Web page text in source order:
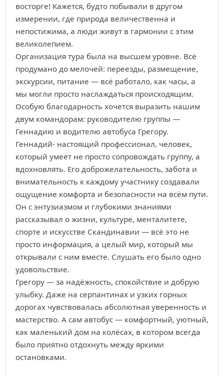
восторге! Кажется, будто побывали в другом
измерении, где природа величественна и
непостижима, а люди живут в гармонии с этим
великолепием.
Организация тура была на высшем уровне. Всё
продумано до мелочей: переезды, размещение,
экскурсии, питание — всё работало, как часы, а
мы могли просто наслаждаться происходящим.
Особую благодарность хочется выразить нашим
двум командорам: руководителю группы —
Геннадию и водителю автобуса Грегору.
Геннадий- настоящий профессионал, человек,
который умеет не просто сопровождать группу, а
вдохновлять. Его доброжелательность, забота и
внимательность к каждому участнику создавали
ощущение комфорта и безопасности на всём пути.
Он с энтузиазмом и глубокими знаниями
рассказывал о жизни, культуре, менталитете,
спорте и искусстве Скандинавии — всё это не
просто информация, а целый мир, который мы
открывали с ним вместе. Слушать его было одно
удовольствие.
Грегору — за надёжность, спокойствие и добрую
улыбку. Даже на серпантинах и узких горных
дорогах чувствовалась абсолютная уверенность и
мастерство. А сам автобус — комфортный, уютный,
как маленький дом на колёсах, в котором всегда
было приятно отдохнуть между яркими
остановками.